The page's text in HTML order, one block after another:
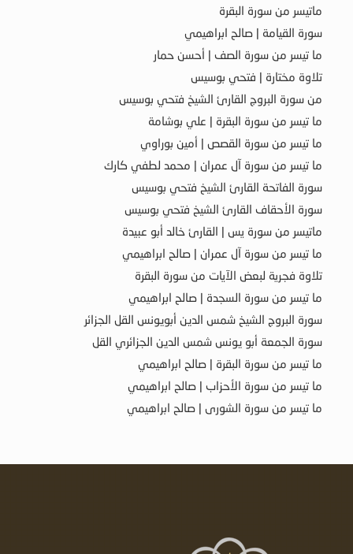
ماتيسر من سورة البقرة
سورة القيامة | صالح ابراهيمي
ما تيسر من سورة الصف | أحسن حمار
تلاوة مختارة | فتحي بوسيس
من سورة البروج القارئ الشيخ فتحي بوسيس
ما تيسر من سورة البقرة | علي بوشامة
ما تيسر من سورة القصص | أمين بوراوي
ما تيسر من سورة آل عمران | محمد لطفي كارك
سورة الفاتحة القارئ الشيخ فتحي بوسيس
سورة الأحقاف القارئ الشيخ فتحي بوسيس
ماتيسر من سورة يس | القارئ خالد أبو عبيدة
ما تيسر من سورة آل عمران | صالح ابراهيمي
تلاوة فجرية لبعض الآيات من سورة البقرة
ما تيسر من سورة السجدة | صالح ابراهيمي
سورة البروج الشيخ شمس الدين أبويونس القل الجزائر
سورة الجمعة أبو يونس شمس الدين الجزائري القل
ما تيسر من سورة البقرة | صالح ابراهيمي
ما تيسر من سورة الأحزاب | صالح ابراهيمي
ما تيسر من سورة الشورى | صالح ابراهيمي